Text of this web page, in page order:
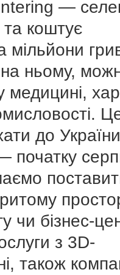
—
та коштує
мільйони
ньому,
медицині,
до України
початку
чи бізнес-
з 3D-
також